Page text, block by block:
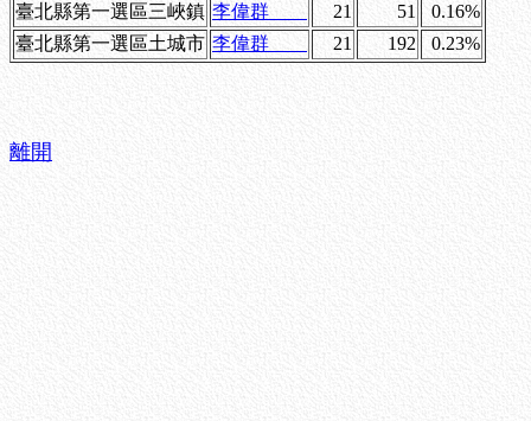
臺北縣第一選區三峽鎮 李偉群 21 51
0.16%
臺北縣第一選區土城市 李偉群 21 192 0.23%
離開